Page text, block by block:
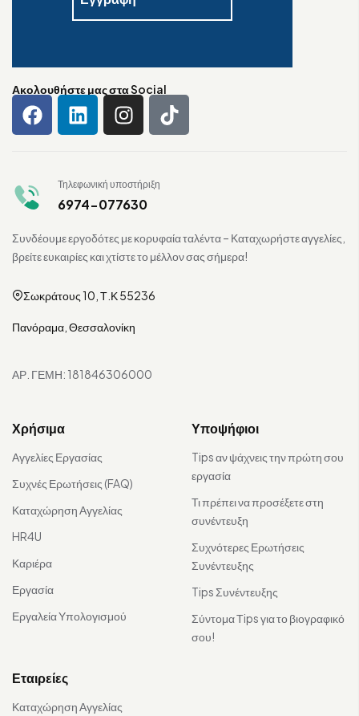
Ακολουθήστε μας στα Social
Τηλεφωνική υποστήριξη
6974-077630
Συνδέουμε εργοδότες με κορυφαία ταλέντα – Καταχωρήστε αγγελίες,
βρείτε ευκαιρίες και χτίστε το μέλλον σας σήμερα!
Σωκράτους 10, Τ.Κ 55236
Πανόραμα, Θεσσαλονίκη
ΑΡ. ΓΕΜΗ: 181846306000
Χρήσιμα
Αγγελίες Εργασίας
Συχνές Ερωτήσεις (FAQ)
Καταχώρηση Αγγελίας
HR4U
Καριέρα
Εργασία
Εργαλεία Υπολογισμού
Υποψήφιοι
Tips αν ψάχνεις την πρώτη σου
εργασία
Τι πρέπει να προσέξετε στη
συνέντευξη
Συχνότερες Ερωτήσεις
Συνέντευξης
Tips Συνέντευξης
Σύντομα Τips για το βιογραφικό
σου!
Εταιρείες
Καταχώρηση Αγγελίας